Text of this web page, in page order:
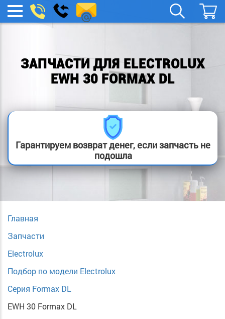
МЕНЮ
boylera@yandex.ru
Заказать
звонок
ЗАПЧАСТИ ДЛЯ ELECTROLUX
EWH 30 FORMAX DL
Гарантируем возврат денег, если запчасть не
подошла
Главная
Запчасти
Electrolux
Подбор по модели Electrolux
Серия Formax DL
EWH 30 Formax DL